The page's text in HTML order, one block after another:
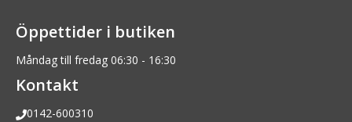
Öppettider i butiken
Måndag till fredag 06:30 - 16:30
Kontakt
0142-600310